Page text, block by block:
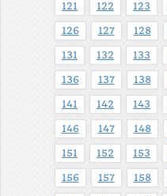
121 122 123
126 127 128
131 132 133
136 137 138
141 142 143
146 147 148
151 152 153
156 157 158